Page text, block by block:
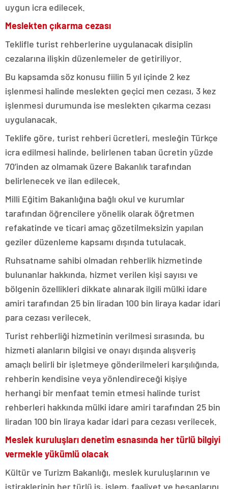
uygun icra edilecek.
Meslekten çıkarma cezası
Teklifle turist rehberlerine uygulanacak disiplin
cezalarına ilişkin düzenlemeler de getiriliyor.
Bu kapsamda söz konusu fiilin 5 yıl içinde 2 kez
işlenmesi halinde meslekten geçici men cezası, 3 kez
işlenmesi durumunda ise meslekten çıkarma cezası
uygulanacak.
Teklife göre, turist rehberi ücretleri, mesleğin Türkçe
icra edilmesi halinde, belirlenen taban ücretin yüzde
70’inden az olmamak üzere Bakanlık tarafından
belirlenecek ve ilan edilecek.
Milli Eğitim Bakanlığına bağlı okul ve kurumlar
tarafından öğrencilere yönelik olarak öğretmen
refakatinde ve ticari amaç gözetilmeksizin yapılan
geziler düzenleme kapsamı dışında tutulacak.
Ruhsatname sahibi olmadan rehberlik hizmetinde
bulunanlar hakkında, hizmet verilen kişi sayısı ve
bölgenin özellikleri dikkate alınarak ilgili mülki idare
amiri tarafından 25 bin liradan 100 bin liraya kadar idari
para cezası verilecek.
Turist rehberliği hizmetinin verilmesi sırasında, bu
hizmeti alanların bilgisi ve onayı dışında alışveriş
amaçlı belirli bir işletmeye gönderilmeleri karşılığında,
rehberin kendisine veya yönlendireceği kişiye
herhangi bir menfaat temin etmesi halinde turist
rehberleri hakkında mülki idare amiri tarafından 25 bin
liradan 100 bin liraya kadar idari para cezası verilecek.
Meslek kuruluşları denetim esnasında her türlü bilgiyi
vermekle yükümlü olacak
Kültür ve Turizm Bakanlığı, meslek kuruluşlarının ve
iştiraklerinin her türlü iş, işlem, faaliyet ve hesaplarını